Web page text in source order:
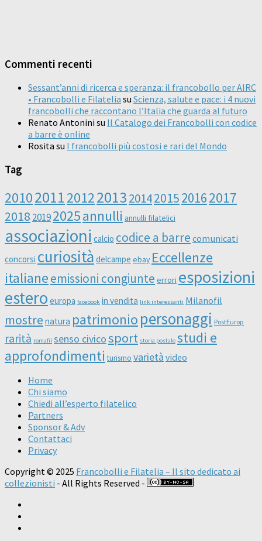
Commenti recenti
Sessant’anni di ricerca e speranza: il francobollo per AIRC
• Francobolli e Filatelia su Scienza, salute e pace: i 4 nuovi
francobolli che raccontano l’Italia che guarda al futuro
Renato Antonini su Il Catalogo dei Francobolli con codice
a barre è online
Rosita su I francobolli più costosi e rari del Mondo
Tag
20102011201220132014201520162017
2018 20192025annulli annulli filatelici
associazioni calcio codice a barre comunicati
concorsi curiosità delcampe ebay Eccellenze
italianeemissioni congiunte errori esposizioni
estero europa facebook in vendita link interessanti Milanofil
mostre natura patrimonio personaggi PostEurop
rarità romafil senso civicosport storia postale studi e
approfondimenti turismo varietà video
Home
Chi siamo
Chiedi all’esperto filatelico
Partners
Sponsor & Adv
Contattaci
Privacy
Copyright © 2025 Francobolli e Filatelia – Il sito dedicato ai
collezionisti - All Rights Reserved -